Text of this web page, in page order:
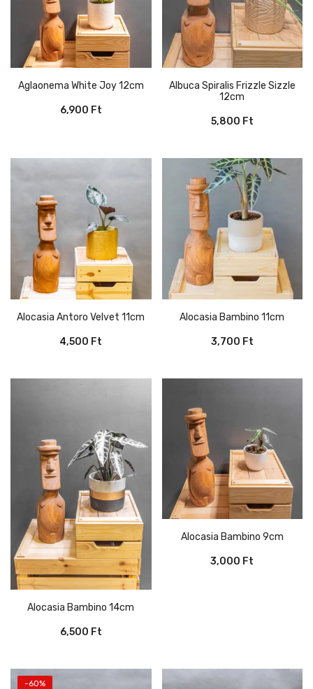
Aglaonema White Joy 12cm
6,900 Ft
Albuca Spiralis Frizzle Sizzle
12cm
5,800 Ft
Alocasia Antoro Velvet 11cm
4,500 Ft
Alocasia Bambino 11cm
3,700 Ft
Alocasia Bambino 14cm
6,500 Ft
Alocasia Bambino 9cm
3,000 Ft
-60%